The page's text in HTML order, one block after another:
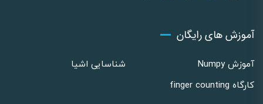
آموزش های رایگان
آموزش Numpy
شناسایی اشیا
کارگاه finger counting